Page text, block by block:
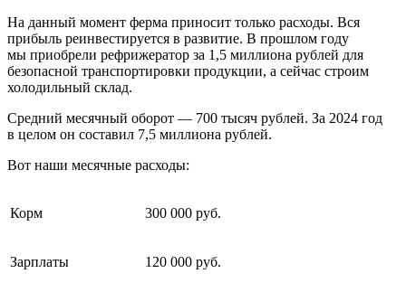
На данный момент ферма приносит только расходы. Вся
прибыль реинвестируется в развитие. В прошлом году
мы приобрели рефрижератор за 1,5 миллиона рублей для
безопасной транспортировки продукции, а сейчас строим
холодильный склад.
Средний месячный оборот — 700 тысяч рублей. За 2024 год
в целом он составил 7,5 миллиона рублей.
Вот наши месячные расходы:
Корм 300 000 руб.
Зарплаты 120 000 руб.